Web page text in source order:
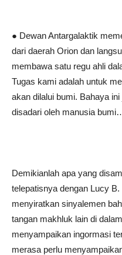
● Dewan Antargalaktik
dari daerah Orion dan
membawa satu regu ahli
Tugas kami adalah untuk
akan dilalui bumi. Bahaya
disadari oleh manusia
Demikianlah apa yang
telepatisnya dengan Lucy
menyiratkan sinyalemen
tangan makhluk lain di
menyampaikan ingormasi
merasa perlu